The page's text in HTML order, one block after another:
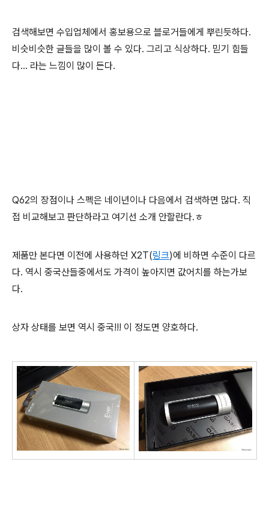
검색해보면 수입업체에서 홍보용으로 블로거들에게 뿌린듯하다.
비슷비슷한 글들을 많이 볼 수 있다. 그리고 식상하다. 믿기 힘들
다... 라는 느낌이 많이 든다.
Q62의 장점이나 스펙은 네이년이나 다음에서 검색하면 많다. 직
접 비교해보고 판단하라고 여기선 소개 안할란다.ㅎ
제품만 본다면 이전에 사용하던 X2T(링크)에 비하면 수준이 다르
다. 역시 중국산들중에서도 가격이 높아지면 값어치를 하는가보
다.
상자 상태를 보면 역시 중국!!! 이 정도면 양호하다.